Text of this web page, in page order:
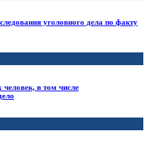
уголовного дела по факту
человек, в том числе